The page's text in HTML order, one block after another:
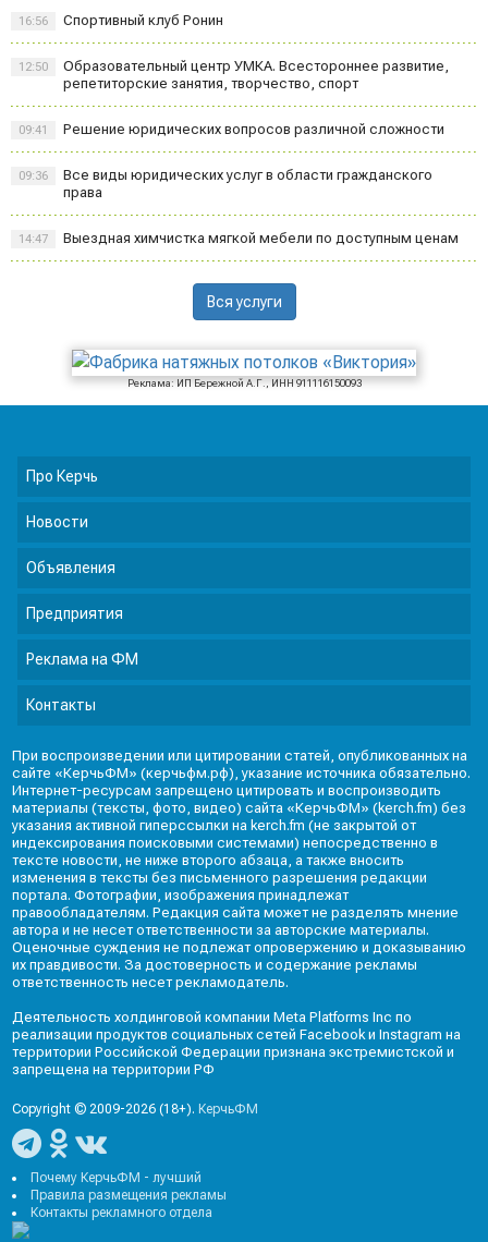
Спортивный клуб Ронин
16:56
Образовательный центр УМКА. Всестороннее развитие,
репетиторские занятия, творчество, спорт
12:50
Решение юридических вопросов различной сложности
09:41
Все виды юридических услуг в области гражданского
права
09:36
Выездная химчистка мягкой мебели по доступным ценам
14:47
Вся услуги
Реклама: ИП Бережной А.Г., ИНН 911116150093
Про Керчь
Новости
Объявления
Предприятия
Реклама на ФМ
Контакты
При воспроизведении или цитировании статей, опубликованных на
сайте «КерчьФМ» (керчьфм.рф), указание источника обязательно.
Интернет-ресурсам запрещено цитировать и воспроизводить
материалы (тексты, фото, видео) сайта «КерчьФМ» (kerch.fm) без
указания активной гиперссылки на kerch.fm (не закрытой от
индексирования поисковыми системами) непосредственно в
тексте новости, не ниже второго абзаца, а также вносить
изменения в тексты без письменного разрешения редакции
портала. Фотографии, изображения принадлежат
правообладателям. Редакция сайта может не разделять мнение
автора и не несет ответственности за авторские материалы.
Оценочные суждения не подлежат опровержению и доказыванию
их правдивости. За достоверность и содержание рекламы
ответственность несет рекламодатель.
Деятельность холдинговой компании Meta Platforms Inc по
реализации продуктов социальных сетей Facebook и Instagram на
территории Российской Федерации признана экстремистской и
запрещена на территории РФ
Copyright © 2009-2026 (18+).КерчьФМ
Почему КерчьФМ - лучший
Правила размещения рекламы
Контакты рекламного отдела